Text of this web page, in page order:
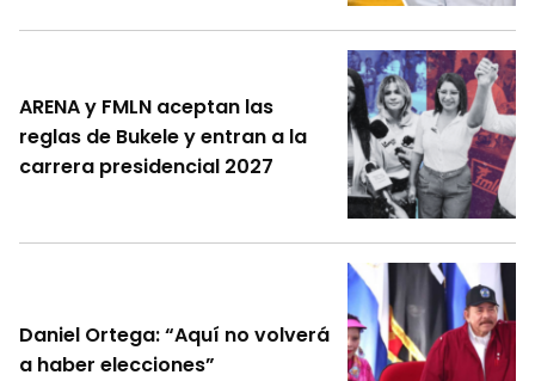
ARENA y FMLN aceptan las
reglas de Bukele y entran a la
carrera presidencial 2027
Daniel Ortega: “Aquí no volverá
a haber elecciones”